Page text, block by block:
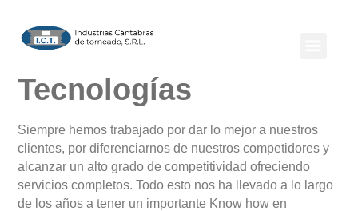
Tecnologías
Siempre hemos trabajado por dar lo mejor a nuestros
clientes, por diferenciarnos de nuestros competidores y
alcanzar un alto grado de competitividad ofreciendo
servicios completos. Todo esto nos ha llevado a lo largo
de los años a tener un importante Know how en